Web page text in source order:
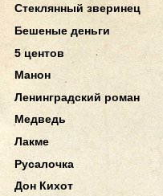
Стеклянный зверинец
Бешеные деньги
5 центов
Манон
Ленинградский роман
Медведь
Лакме
Русалочка
Дон Кихот